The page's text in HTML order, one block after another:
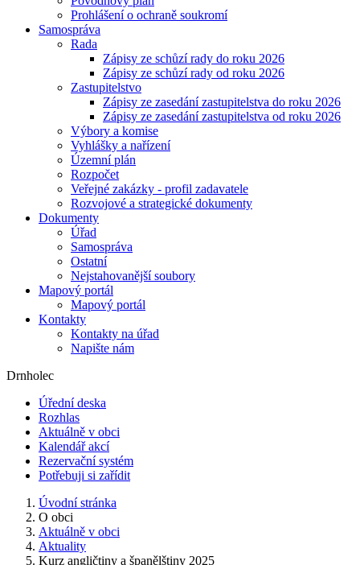
Prohlášení o ochraně soukromí
Samospráva
Rada
Zápisy ze schůzí rady do roku 2026
Zápisy ze schůzí rady od roku 2026
Zastupitelstvo
Zápisy ze zasedání zastupitelstva do roku 2026
Zápisy ze zasedání zastupitelstva od roku 2026
Výbory a komise
Vyhlášky a nařízení
Územní plán
Rozpočet
Veřejné zakázky - profil zadavatele
Rozvojové a strategické dokumenty
Dokumenty
Úřad
Samospráva
Ostatní
Nejstahovanější soubory
Mapový portál
Mapový portál
Kontakty
Kontakty na úřad
Napište nám
Drnholec
Úřední deska
Rozhlas
Aktuálně v obci
Kalendář akcí
Rezervační systém
Potřebuji si zařídit
Úvodní stránka
O obci
Aktuálně v obci
Aktuality
Kurz angličtiny a španělštiny 2025